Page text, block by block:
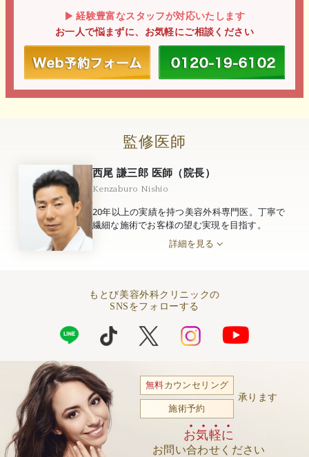
経験豊富なスタッフが対応いたします
お一人で悩まずに、お気軽にご相談ください
監修医師
西尾 謙三郎 医師（院長）
Kenzaburo Nishio
20年以上の実績を持つ美容外科専門医。丁寧で
繊細な施術でお客様の望む実現を目指す。
詳細を見る
もとび美容外科クリニックの
SNSをフォローする
無料カウンセリング
施術予約
承ります
お気軽に
お問い合わせください